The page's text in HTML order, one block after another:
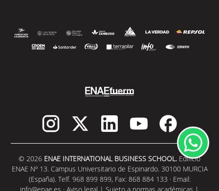
© 2026 ENAE INTERNATIONAL BUSINESS SCHOOL. Edificio
ENAE Nº 13. Campus Universitario de Espinardo. 30100 MURCIA
(España). Telf. 968 899 899, Fax: 868 884 133 · Email: